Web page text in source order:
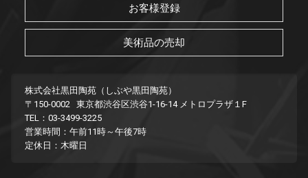
お客様登録
美術品の売却
株式会社黒田陶苑（しぶや黒田陶苑）
〒150-0002 東京都渋谷区渋谷1-16-14 メトロプラザ１F
TEL：03-3499-3225
営業時間：午前11時～午後7時
定休日：木曜日